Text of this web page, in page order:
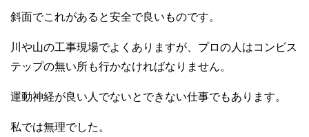
斜面でこれがあると安全で良いものです。
川や山の工事現場でよくありますが、プロの人はコンビス
テップの無い所も行かなければなりません。
運動神経が良い人でないとできない仕事でもあります。
私では無理でした。